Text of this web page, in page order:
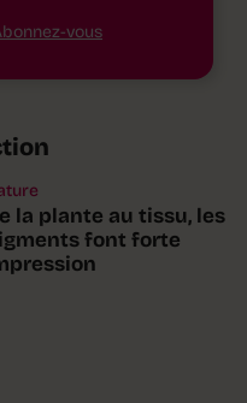
vous
la plante au tissu, les
font forte